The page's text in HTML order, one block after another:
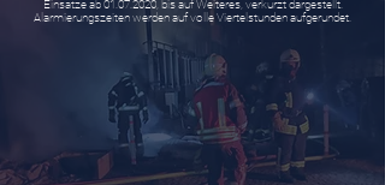
Einsätze ab01.07.2020, bis auf Weiteres, verkürzt dargestellt.
Alarmierungszeiten werden auf volle Viertelstunden aufgerundet.